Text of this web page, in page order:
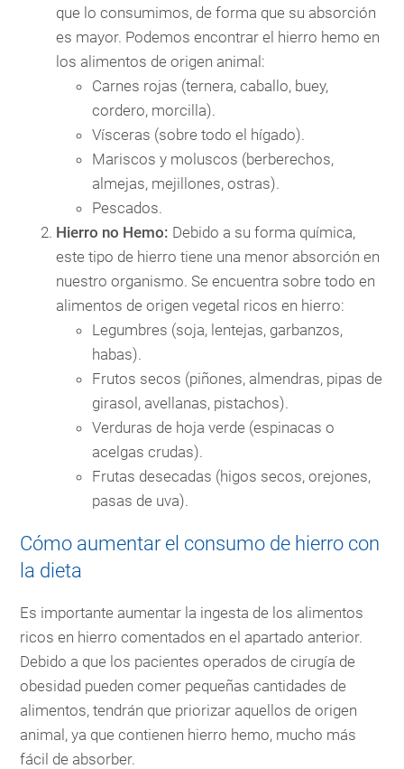
que lo consumimos, de forma que su absorción
es mayor. Podemos encontrar el hierro hemo en
los alimentos de origen animal:
Carnes rojas (ternera, caballo, buey,
cordero, morcilla).
Vísceras (sobre todo el hígado).
Mariscos y moluscos (berberechos,
almejas, mejillones, ostras).
Pescados.
Hierro no Hemo: Debido a su forma química,
este tipo de hierro tiene una menor absorción en
nuestro organismo. Se encuentra sobre todo en
alimentos de origen vegetal ricos en hierro:
Legumbres (soja, lentejas, garbanzos,
habas).
Frutos secos (piñones, almendras, pipas de
girasol, avellanas, pistachos).
Verduras de hoja verde (espinacas o
acelgas crudas).
Frutas desecadas (higos secos, orejones,
pasas de uva).
Cómo aumentar el consumo de hierro con
la dieta
Es importante aumentar la ingesta de los alimentos
ricos en hierro comentados en el apartado anterior.
Debido a que los pacientes operados de cirugía de
obesidad pueden comer pequeñas cantidades de
alimentos, tendrán que priorizar aquellos de origen
animal, ya que contienen hierro hemo, mucho más
fácil de absorber.